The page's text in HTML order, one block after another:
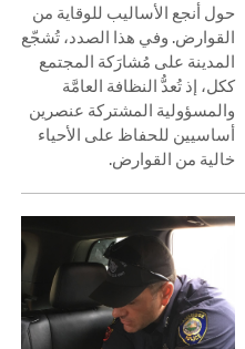
حول أنجع الأساليب للوقاية من
القوارض. وفي هذا الصدد، تُشجّع
المدينة على مُشارَكة المجتمع
ككل، إذ تُعدُّ النظافة العامَّة
والمسؤولية المشتركة عنصرين
أساسيين للحفاظ على الأحياء
خالية من القوارض.